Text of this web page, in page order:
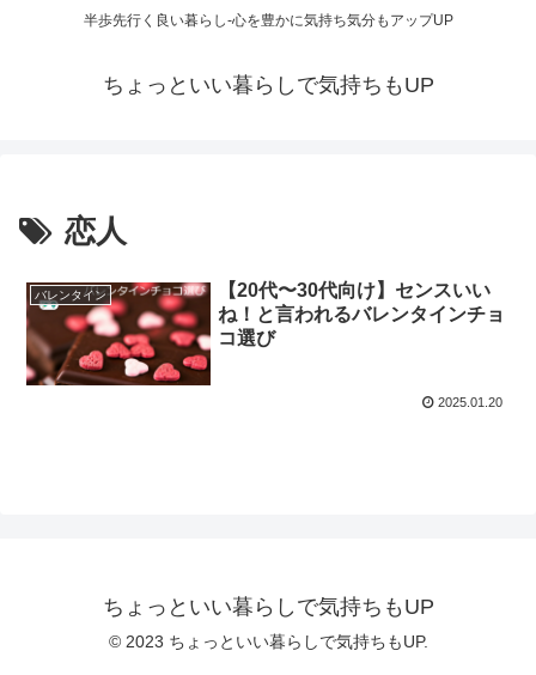
半歩先行く良い暮らし-心を豊かに気持ち気分もアップUP
ちょっといい暮らしで気持ちもUP
恋人
バレンタイン
【20代〜30代向け】センスいい
ね！と言われるバレンタインチョ
コ選び
2025.01.20
ちょっといい暮らしで気持ちもUP
© 2023 ちょっといい暮らしで気持ちもUP.